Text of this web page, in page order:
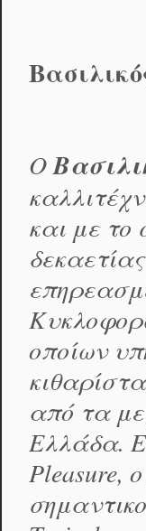
Ο
και με το
οποίων
από τα
Ελλάδα.
Pleasure,